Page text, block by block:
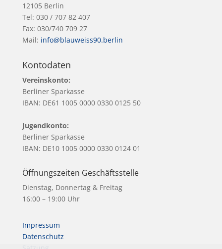
12105 Berlin
Tel: 030 / 707 82 407
Fax: 030/740 709 27
Mail: info@blauweiss90.berlin
Kontodaten
Vereinskonto:
Berliner Sparkasse
IBAN: DE61 1005 0000 0330 0125 50
Jugendkonto:
Berliner Sparkasse
IBAN: DE10 1005 0000 0330 0124 01
Öffnungszeiten Geschäftsstelle
Dienstag, Donnertag & Freitag
16:00 – 19:00 Uhr
Impressum
Datenschutz